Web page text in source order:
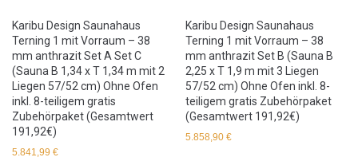
Karibu Design Saunahaus
Terning 1 mit Vorraum – 38
mm anthrazit Set A Set C
(Sauna B 1,34 x T 1,34 m mit 2
Liegen 57/52 cm) Ohne Ofen
inkl. 8-teiligem gratis
Zubehörpaket (Gesamtwert
191,92€)
5.841,99 €
Karibu Design Saunahaus
Terning 1 mit Vorraum – 38
mm anthrazit Set B (Sauna B
2,25 x T 1,9 m mit 3 Liegen
57/52 cm) Ohne Ofen inkl. 8-
teiligem gratis Zubehörpaket
(Gesamtwert 191,92€)
5.858,90€